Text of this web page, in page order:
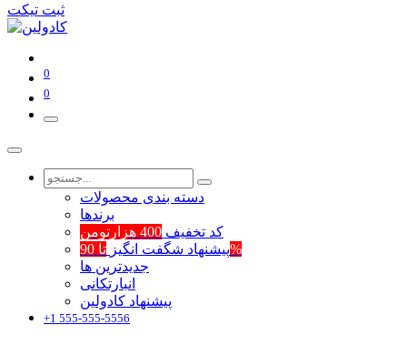
ثبت تیکت
0
0
دسته بندی محصولات
برند‌ها
کد تخفیف 400 هزارتومن
پیشنهاد شگفت انگیزتا 90%
جدیدترین ها
انبارتکانی
پیشنهاد کادولین
+1 555-555-5556